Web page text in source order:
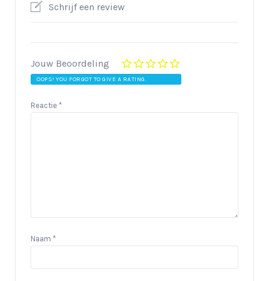
Schrijf een review
Jouw Beoordeling
OOPS! YOU FORGOT TO GIVE A RATING.
Reactie *
Naam *